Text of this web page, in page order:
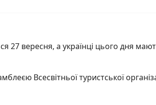
27 вересня, а українці цього дня
Всесвітньої туристської